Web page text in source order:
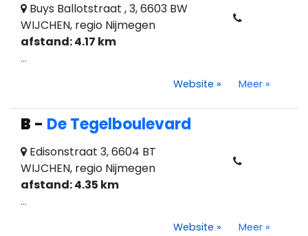
Buys Ballotstraat , 3, 6603 BW
WIJCHEN, regio Nijmegen
afstand: 4.17 km
...
Website » Meer »
B - De Tegelboulevard
Edisonstraat 3, 6604 BT
WIJCHEN, regio Nijmegen
afstand: 4.35 km
...
Website » Meer »